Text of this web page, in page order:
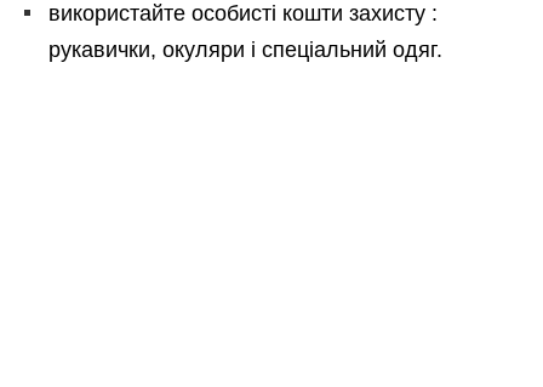
використайте особисті кошти захисту :
рукавички, окуляри і спеціальний одяг.